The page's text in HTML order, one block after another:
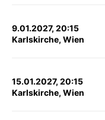
9.01.2027, 20:15
Karlskirche, Wien
15.01.2027, 20:15
Karlskirche, Wien